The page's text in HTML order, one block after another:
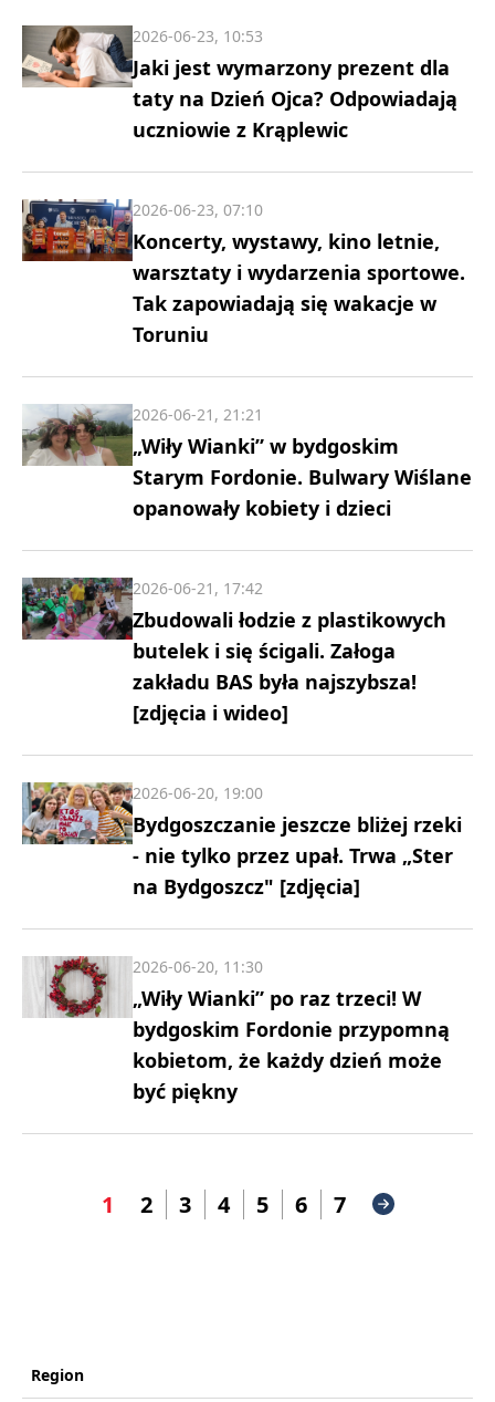
Jaki jest wymarzony prezent dla
taty na Dzień Ojca? Odpowiadają
uczniowie z Krąplewic
2026-06-23, 10:53
Koncerty, wystawy, kino letnie,
warsztaty i wydarzenia sportowe.
Tak zapowiadają się wakacje w
Toruniu
2026-06-23, 07:10
„Wiły Wianki” w bydgoskim
Starym Fordonie. Bulwary Wiślane
opanowały kobiety i dzieci
2026-06-21, 21:21
Zbudowali łodzie z plastikowych
butelek i się ścigali. Załoga
zakładu BAS była najszybsza!
[zdjęcia i wideo]
2026-06-21, 17:42
Bydgoszczanie jeszcze bliżej rzeki
- nie tylko przez upał. Trwa „Ster
na Bydgoszcz" [zdjęcia]
2026-06-20, 19:00
„Wiły Wianki” po raz trzeci! W
bydgoskim Fordonie przypomną
kobietom, że każdy dzień może
być piękny
2026-06-20, 11:30
1 2 3 4 5 6 7
Region